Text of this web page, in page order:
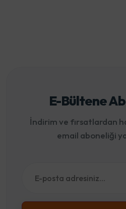
E-Bültene
İndirim ve fırsatlardan
email aboneliği